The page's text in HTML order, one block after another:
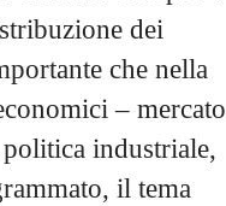
dei
che nella
– mercato
industriale,
il tema